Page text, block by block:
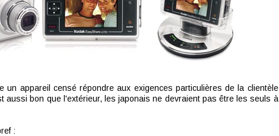
un appareil censé répondre aux exigences particulières de la clientèle
aussi bon que l'extérieur, les japonais ne devraient pas être les seuls à
: